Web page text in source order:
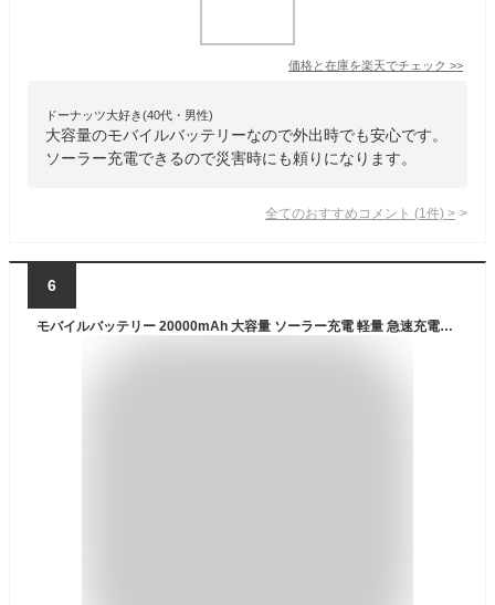
価格と在庫を楽天でチェック >>
ドーナッツ大好き(40代・男性)
大容量のモバイルバッテリーなので外出時でも安心です。
ソーラー充電できるので災害時にも頼りになります。
全てのおすすめコメント (1 件) >
6
モバイルバッテリー 20000mAh 大容量 ソーラー充電 軽量 急速充電器 薄型 最大2A出力 5台同時充電 LEDライト Max スマホ 電池 バッテリー 携帯充電器 PSE認証済